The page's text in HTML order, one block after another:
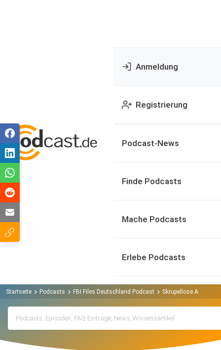
Anmeldung
Registrierung
Podcast-News
Finde Podcasts
Mache Podcasts
Erlebe Podcasts
Startseite Podcasts FBI Files Deutschland Podcast Skrupellose